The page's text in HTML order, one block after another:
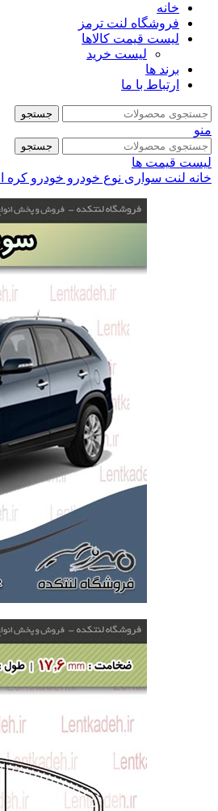
خانه
فروشگاه لنت ترمز
لیست قیمت کالاها
لیست خرید
برند ها
ارتباط با ما
جستجو
منو
جستجو
لیست قیمت ها
خانه لنت سواری نوع خودرو خودرو کره